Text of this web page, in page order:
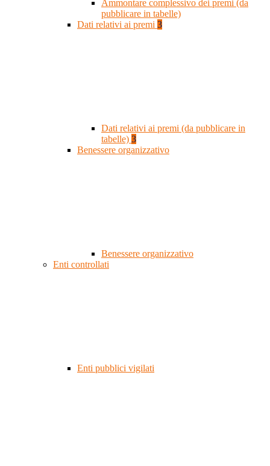
Ammontare complessivo dei premi (da
pubblicare in tabelle)
Dati relativi ai premi 3
Dati relativi ai premi (da pubblicare in
tabelle) 3
Benessere organizzativo
Benessere organizzativo
Enti controllati
Enti pubblici vigilati